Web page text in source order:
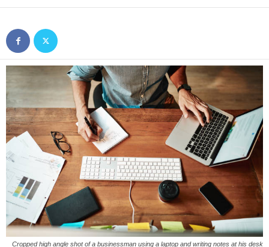
Cropped high angle shot of a businessman using a laptop and writing notes at his desk